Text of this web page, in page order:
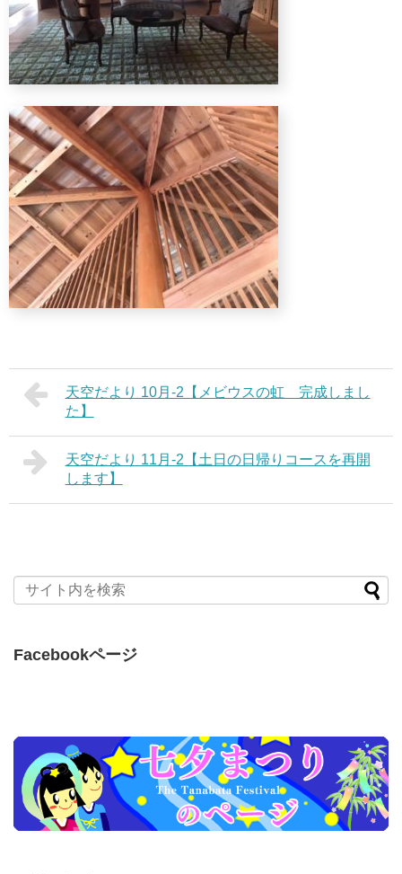
天空だより 10月-2【メビウスの虹 完成しまし
た】
天空だより 11月-2【土日の日帰りコースを再開
します】
Facebookページ